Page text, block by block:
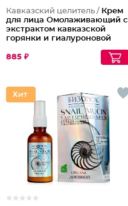
Кавказский целитель / Крем
для лица Омолаживающий с
экстрактом кавказской
горянки и гиалуроновой
885 ₽